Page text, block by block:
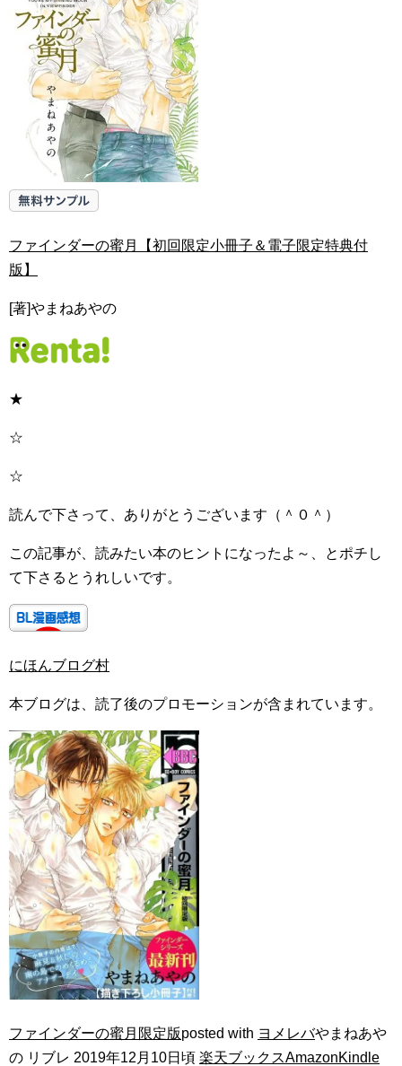
ファインダーの蜜月【初回限定小冊子＆電子限定特典付
版】
[著]やまねあやの
★
☆
☆
読んで下さって、ありがとうございます（＾０＾）
この記事が、読みたい本のヒントになったよ～、とポチし
て下さるとうれしいです。
にほんブログ村
本ブログは、読了後のプロモーションが含まれています。
ファインダーの蜜月限定版posted with ヨメレバやまねあや
の リブレ 2019年12月10日頃 楽天ブックスAmazonKindle